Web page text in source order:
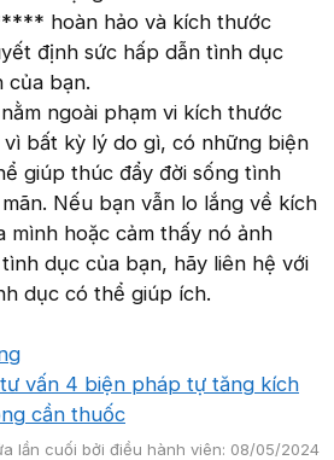
hoàn hảo và kích thước
định sức hấp dẫn tình dục
của bạn.
ngoài phạm vi kích thước
bất kỳ lý do gì, có những biện
giúp thúc đẩy đời sống tình
Nếu bạn vẫn lo lắng về kích
hoặc cảm thấy nó ảnh
dục của bạn, hãy liên hệ với
dục có thể giúp ích.
vấn 4 biện pháp tự tăng kích
cần thuốc
lần cuối bởi điều hành viên: 08/05/2024